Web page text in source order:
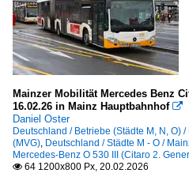
Mainzer Mobilität Mercedes Benz
16.02.26 in Mainz Hauptbahnhof 
Daniel Oster
Deutschland / Betriebe (Städte M, N, O)
(MVG), Deutschland / Städte M - O /
Mercedes-Benz O 530 III (Citaro 2.
 64 1200x800 Px, 20.02.2026